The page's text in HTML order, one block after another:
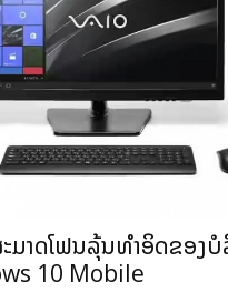
ະມາດໂຟນລຸ້ນທຳອິດຂອງ
10 Mobile